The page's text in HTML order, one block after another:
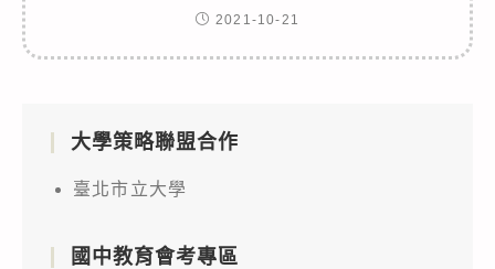
2021-10-21
大學策略聯盟合作
臺北市立大學
國中教育會考專區